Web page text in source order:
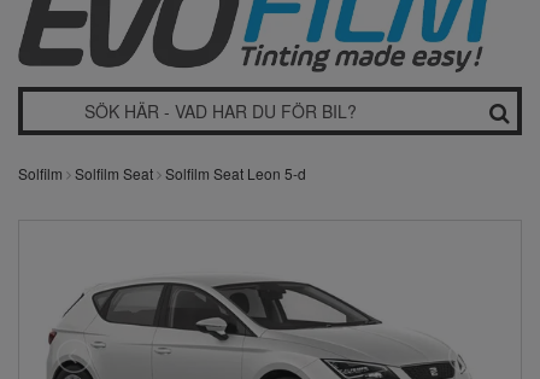
Solfilm Solfilm Seat Solfilm Seat Leon 5-d